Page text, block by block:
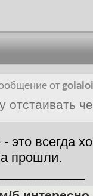
от
отстаивать
- это всегда
прошли.